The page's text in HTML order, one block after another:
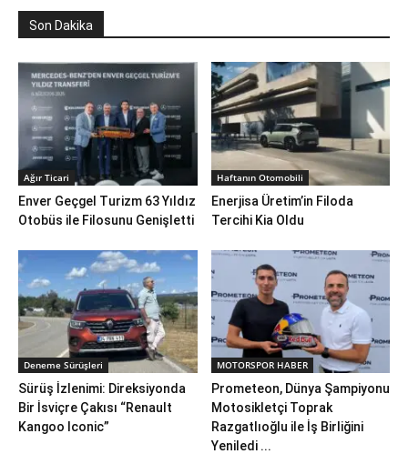
Son Dakika
Ağır Ticari
Enver Geçgel Turizm 63 Yıldız
Otobüs ile Filosunu Genişletti
Haftanın Otomobili
Enerjisa Üretim’in Filoda
Tercihi Kia Oldu
Deneme Sürüşleri
Sürüş İzlenimi: Direksiyonda
Bir İsviçre Çakısı “Renault
Kangoo Iconic”
MOTORSPOR HABER
Prometeon, Dünya Şampiyonu
Motosikletçi Toprak
Razgatlıoğlu ile İş Birliğini
Yeniledi ...